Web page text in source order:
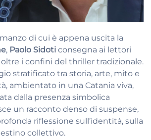
di cui è appena uscita la
, Paolo Sidoti consegna ai lettori
oltre i confini del thriller tradizionale.
stratificato tra storia, arte, mito e
ambientato in una Catania viva,
dalla presenza simbolica
un racconto denso di suspense,
riflessione sull’identità, sulla
collettivo.